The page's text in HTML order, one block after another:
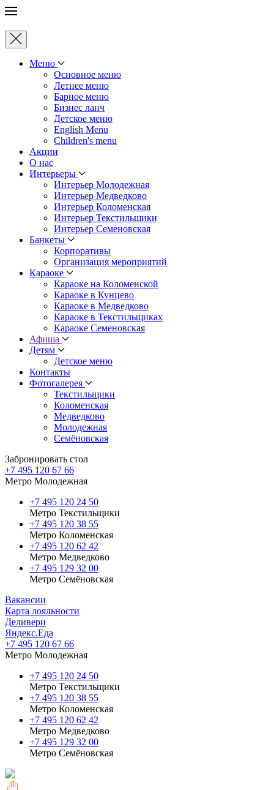
Меню
Основное меню
Летнее меню
Барное меню
Бизнес ланч
Детское меню
English Menu
Children's menu
Акции
О нас
Интерьеры
Интерьер Молодежная
Интерьер Медведково
Интерьер Коломенская
Интерьер Текстильщики
Интерьер Семеновская
Банкеты
Корпоративы
Oрганизация мероприятий
Караоке
Караоке на Коломенской
Караоке в Кунцево
Караоке в Медведково
Караоке в Текстильщиках
Караоке Семеновская
Афиша
Детям
Детское меню
Контакты
Фотогалерея
Текстильщики
Коломенская
Медведково
Молодежная
Семёновская
Забронировать стол
+7 495 120 67 66
Метро Молодежная
+7 495 120 24 50
Метро Текстильщики
+7 495 120 38 55
Метро Коломенская
‎+7 495 120 62 42
Метро Медведково
+7 495 129 32 00
Метро Семёновская
Вакансии
Карта лояльности
Деливери
Яндекс.Еда
+7 495 120 67 66
Метро Молодежная
+7 495 120 24 50
Метро Текстильщики
+7 495 120 38 55
Метро Коломенская
‎+7 495 120 62 42
Метро Медведково
+7 495 129 32 00
Метро Семёновская